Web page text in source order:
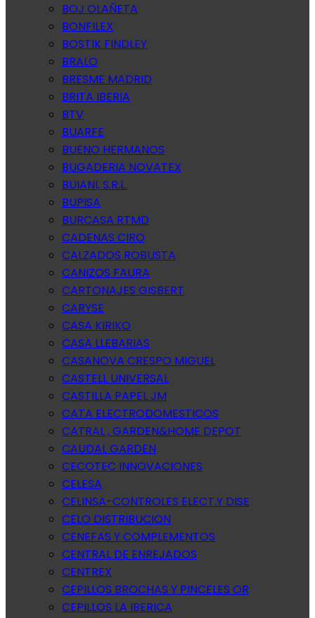
BOJ OLAÑETA
BONFILEX
BOSTIK FINDLEY
BRALO
BRESME MADRID
BRITA IBERIA
BTV
BUARFE
BUENO HERMANOS
BUGADERIA NOVATEX
BUIANI, S.R.L.
BUPISA
BURCASA RTMD
CADENAS CIRO
CALZADOS ROBUSTA
CANIZOS FAURA
CARTONAJES GISBERT
CARYSE
CASA KIRIKO
CASA LLEBARIAS
CASANOVA CRESPO MIGUEL
CASTELL UNIVERSAL
CASTILLA PAPEL JM
CATA ELECTRODOMESTICOS
CATRAL , GARDEN&HOME DEPOT
CAUDAL GARDEN
CECOTEC INNOVACIONES
CELESA
CELINSA-CONTROLES ELECT.Y DISE
CELO DISTRIBUCION
CENEFAS Y COMPLEMENTOS
CENTRAL DE ENREJADOS
CENTREX
CEPILLOS BROCHAS Y PINCELES OR
CEPILLOS LA IBERICA